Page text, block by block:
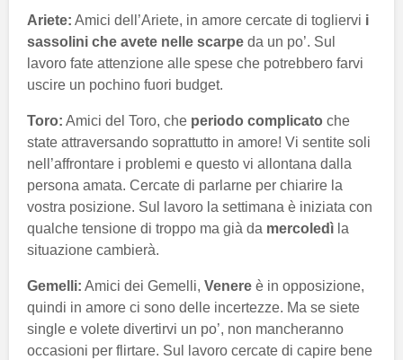
Ariete: Amici dell’Ariete, in amore cercate di togliervi i
sassolini che avete nelle scarpe da un po’. Sul
lavoro fate attenzione alle spese che potrebbero farvi
uscire un pochino fuori budget.
Toro: Amici del Toro, che periodo complicato che
state attraversando soprattutto in amore! Vi sentite soli
nell’affrontare i problemi e questo vi allontana dalla
persona amata. Cercate di parlarne per chiarire la
vostra posizione. Sul lavoro la settimana è iniziata con
qualche tensione di troppo ma già da mercoledì la
situazione cambierà.
Gemelli: Amici dei Gemelli, Venere è in opposizione,
quindi in amore ci sono delle incertezze. Ma se siete
single e volete divertirvi un po’, non mancheranno
occasioni per flirtare. Sul lavoro cercate di capire bene